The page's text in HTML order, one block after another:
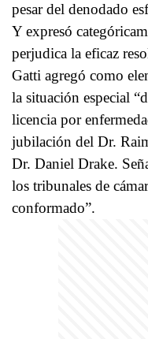
pesar del denodado
Y expresó
perjudica la eficaz
Gatti agregó como
la situación especial
licencia por
jubilación del Dr.
Dr. Daniel Drake.
los tribunales de
conformado”.